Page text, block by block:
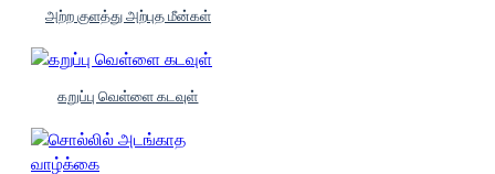
அற்ற குளத்து அற்புத மீன்கள்
கறுப்பு வெள்ளை கடவுள்